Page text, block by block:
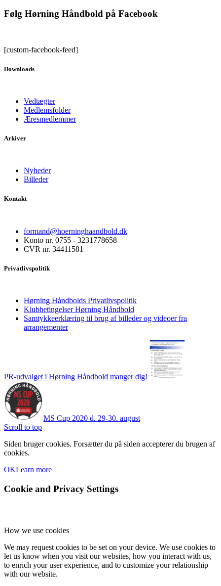
Følg Hørning Håndbold på Facebook
[custom-facebook-feed]
Downloads
Vedtægter
Medlemsfolder
Æresmedlemmer
Arkiver
Nyheder
Billeder
Kontakt
formand@hoerninghaandbold.dk
Konto nr. 0755 - 3231778658
CVR nr. 34411581
Privatlivspolitik
Hørning Håndbolds Privatlivspolitik
Klubbetingelser Hørning Håndbold
Samtykkeerklæring til brug af billeder og videoer fra
arrangementer
PR-udvalget i Hørning Håndbold manger dig!
MS Cup 2020 d. 29-30. august
Scroll to top
Siden bruger cookies. Forsætter du på siden accepterer du brugen af
cookies.
OKLearn more
Cookie and Privacy Settings
How we use cookies
We may request cookies to be set on your device. We use cookies to
let us know when you visit our websites, how you interact with us,
to enrich your user experience, and to customize your relationship
with our website.